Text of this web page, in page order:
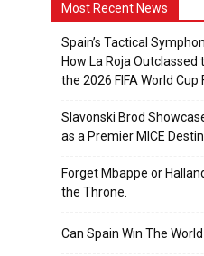
Most Recent News
Spain’s Tactical
How La Roja
the 2026 FIFA World Cup
Slavonski Brod
as a Premier MICE
Forget Mbappe or
the Throne.
Can Spain Win The World